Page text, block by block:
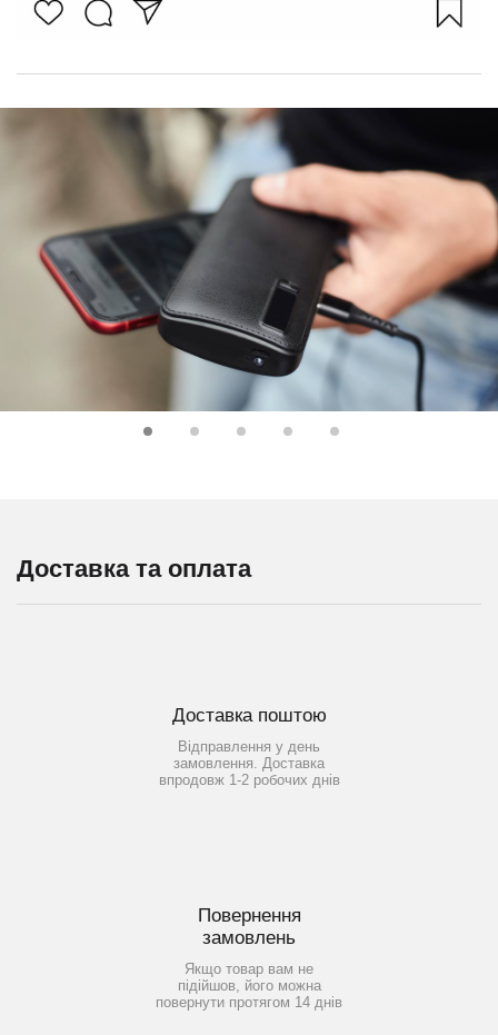
Доставка та оплата
Доставка поштою
Відправлення у день
замовлення. Доставка
впродовж 1-2 робочих днів
Повернення
замовлень
Якщо товар вам не
підійшов, його можна
повернути протягом 14 днів